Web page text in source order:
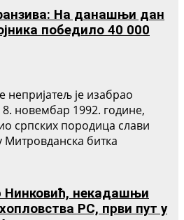
На данашњи дан
победило 40 000
непријатељ је изабрао
новембар 1992. године,
српских породица слави
Митровданска битка
Нинковић, некадашњи
РС, први пут у